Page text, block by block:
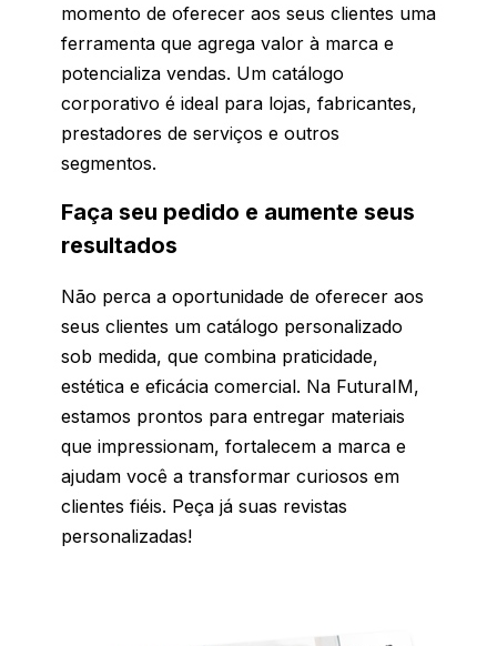
momento de oferecer aos seus clientes uma
ferramenta que agrega valor à marca e
potencializa vendas. Um catálogo
corporativo é ideal para lojas, fabricantes,
prestadores de serviços e outros
segmentos.
Faça seu pedido e aumente seus
resultados
Não perca a oportunidade de oferecer aos
seus clientes um catálogo personalizado
sob medida, que combina praticidade,
estética e eficácia comercial. Na FuturaIM,
estamos prontos para entregar materiais
que impressionam, fortalecem a marca e
ajudam você a transformar curiosos em
clientes fiéis. Peça já suas revistas
personalizadas!